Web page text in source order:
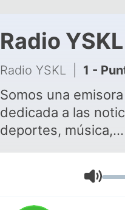
Radio YSKL
Radio YSKL 1 - Punto de
Somos una
dedicada a las
deportes, música,
una variedad de
para todas las